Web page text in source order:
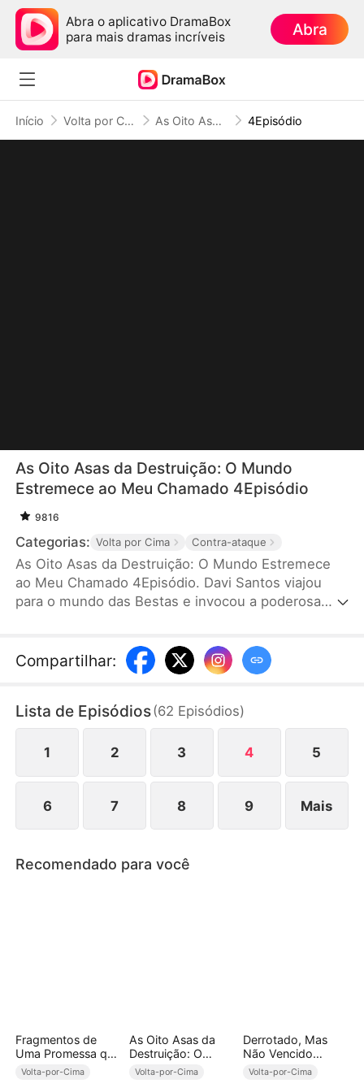
Abra o aplicativo DramaBox
para mais dramas incríveis
Abra
Início Volta por Cima As Oito Asas da Destruição: O Mundo Estremece ao Meu Chamado 4Episódio
As Oito Asas da Destruição: O Mundo
Estremece ao Meu Chamado 4Episódio
9816
Categorias: Volta por Cima Contra-ataque
As Oito Asas da Destruição: O Mundo Estremece
ao Meu Chamado 4Episódio. Davi Santos viajou
para o mundo das Bestas e invocou a poderosa
uma Anja com Asas Quebradas. Todos riram dele,
mas quando a Anja de Oito Asas desceu, o mundo
Compartilhar:
Lista de Episódios(62 Episódios)
1 2 3 4 5
6 7 8 9 Mais
Recomendado para você
Fragmentos de
Uma Promessa que
Nunca Cumprimos
Volta-por-Cima
As Oito Asas da
Destruição: O
Mundo Estremece
ao Meu Chamado
Volta-por-Cima
Derrotado, Mas
Não Vencido
(Dublado)
Volta-por-Cima